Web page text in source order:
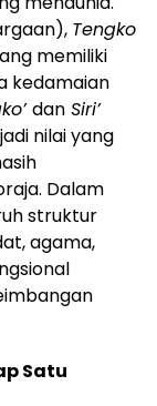
Tengko
memiliki
kedamaian
dan Siri’
nilai yang
Dalam
struktur
agama,
Satu